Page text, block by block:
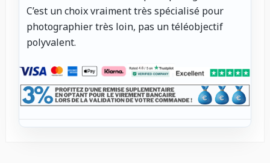
C’est un choix vraiment très spécialisé pour
photographier très loin, pas un téléobjectif
polyvalent.